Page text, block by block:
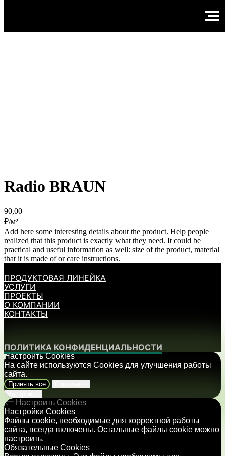
Radio BRAUN
90,00
₽/м²
Add here some interesting details about the product. Help people
realized that this product is exactly what they need. It could be
practical and useful information as well: size of the product, material
that it is made of or care instructions.
ПРОДУКТОВАЯ ЛИНЕЙКА
УСЛУГИ
ПРОЕКТЫ
О КОМПАНИИ
КОНТАКТЫ
ПОЛИТИКА КОНФИДЕНЦИАЛЬНОСТИ
Настроить Cookies
На сайте используются Cookies для улучшения работы
сайта.
Принять все
Настроить
Настроить Cookies
Настройки Cookies
Файлы cookie, необходимые для корректной работы
сайта, всегда включены. Остальные файлы cookie можно
настроить.
Обязательные Cookies